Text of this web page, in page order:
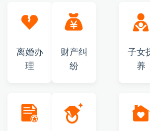
离婚办
理
财产纠
纷
子女
养